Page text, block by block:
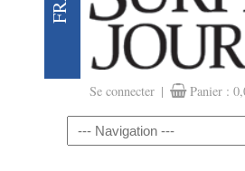
Se connecter | Panier :
Navigation